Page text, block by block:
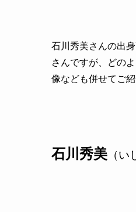
石川秀美さんの出
さんですが、どの
像なども併せてご
石川秀美 （い